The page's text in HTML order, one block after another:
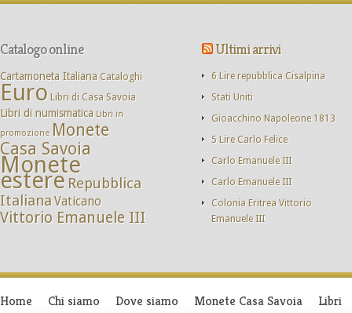
Catalogo online
Cartamoneta Italiana Cataloghi
Euro Libri di Casa Savoia
Libri di numismatica Libri in
promozione Monete
Casa Savoia
Monete
estere Repubblica
ItalianaVaticano
Vittorio Emanuele III
Ultimi arrivi
6 Lire repubblica Cisalpina
Stati Uniti
Gioacchino Napoleone 1813
5 Lire Carlo Felice
Carlo Emanuele III
Carlo Emanuele III
Colonia Eritrea Vittorio
Emanuele III
Home Chi siamo Dove siamo Monete Casa Savoia Libri